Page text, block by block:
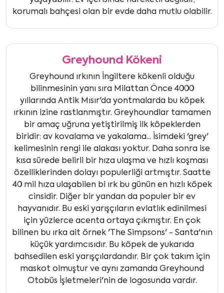
korumalı bahçesi olan bir evde daha mutlu olabilir.
Greyhound Kökeni
Greyhound ırkının İngiltere kökenli olduğu
bilinmesinin yanı sıra Milattan Önce 4000
yıllarında Antik Mısır'da yontmalarda bu köpek
ırkının izine rastlanmıştır. Greyhoundlar tamamen
bir amaç uğruna yetiştirilmiş ilk köpeklerden
biridir: av kovalama ve yakalama... İsimdeki 'grey'
kelimesinin rengi ile alakası yoktur. Daha sonra ise
kısa sürede belirli bir hıza ulaşma ve hızlı koşması
özelliklerinden dolayı populerliği artmıştır. Saatte
40 mil hıza ulaşabilen bi ırk bu günün en hızlı köpek
cinsidir. Diğer bir yandan da populer bir ev
hayvanıdır. Bu eski yarışçıların evlatlık edinilmesi
için yüzlerce acenta ortaya çıkmıştır. En çok
bilinen bu ırka ait örnek 'The Simpsons' - Santa'nın
küçük yardımcısıdır. Bu köpek de yukarıda
bahsedilen eski yarışçılardandır. Bir çok takım için
maskot olmuştur ve aynı zamanda Greyhound
Otobüs İşletmeleri'nin de logosunda vardır.